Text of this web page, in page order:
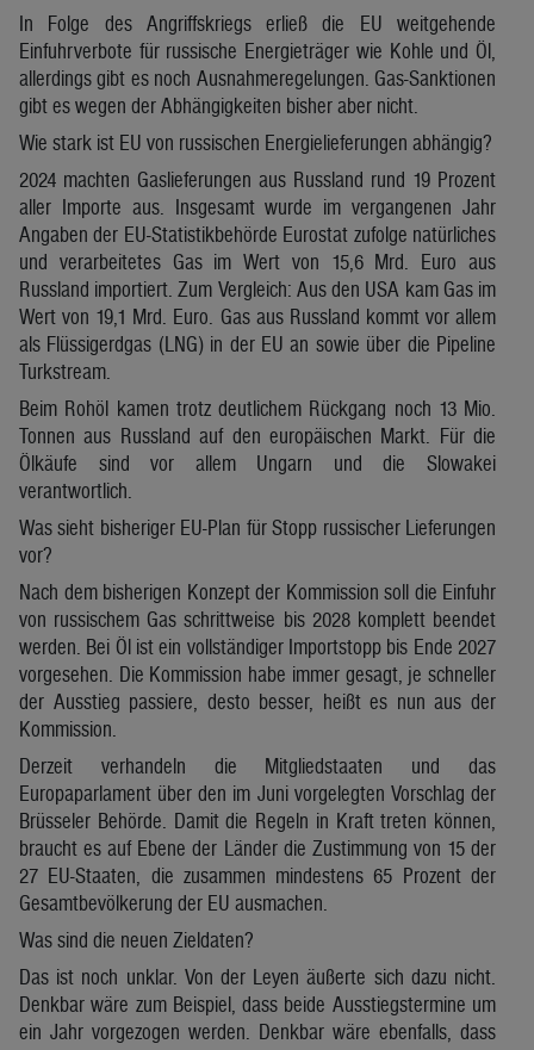
In Folge des Angriffskriegs erließ die EU weitgehende
Einfuhrverbote für russische Energieträger wie Kohle und Öl,
allerdings gibt es noch Ausnahmeregelungen. Gas-Sanktionen
gibt es wegen der Abhängigkeiten bisher aber nicht.
Wie stark ist EU von russischen Energielieferungen abhängig?
2024 machten Gaslieferungen aus Russland rund 19 Prozent
aller Importe aus. Insgesamt wurde im vergangenen Jahr
Angaben der EU-Statistikbehörde Eurostat zufolge natürliches
und verarbeitetes Gas im Wert von 15,6 Mrd. Euro aus
Russland importiert. Zum Vergleich: Aus den USA kam Gas im
Wert von 19,1 Mrd. Euro. Gas aus Russland kommt vor allem
als Flüssigerdgas (LNG) in der EU an sowie über die Pipeline
Turkstream.
Beim Rohöl kamen trotz deutlichem Rückgang noch 13 Mio.
Tonnen aus Russland auf den europäischen Markt. Für die
Ölkäufe sind vor allem Ungarn und die Slowakei
verantwortlich.
Was sieht bisheriger EU-Plan für Stopp russischer Lieferungen
vor?
Nach dem bisherigen Konzept der Kommission soll die Einfuhr
von russischem Gas schrittweise bis 2028 komplett beendet
werden. Bei Öl ist ein vollständiger Importstopp bis Ende 2027
vorgesehen. Die Kommission habe immer gesagt, je schneller
der Ausstieg passiere, desto besser, heißt es nun aus der
Kommission.
Derzeit verhandeln die Mitgliedstaaten und das
Europaparlament über den im Juni vorgelegten Vorschlag der
Brüsseler Behörde. Damit die Regeln in Kraft treten können,
braucht es auf Ebene der Länder die Zustimmung von 15 der
27 EU-Staaten, die zusammen mindestens 65 Prozent der
Gesamtbevölkerung der EU ausmachen.
Was sind die neuen Zieldaten?
Das ist noch unklar. Von der Leyen äußerte sich dazu nicht.
Denkbar wäre zum Beispiel, dass beide Ausstiegstermine um
ein Jahr vorgezogen werden. Denkbar wäre ebenfalls, dass